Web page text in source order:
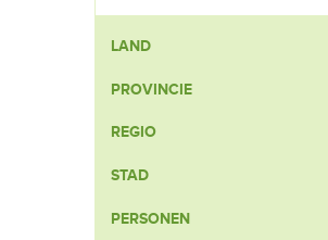
LAND
PROVINCIE
REGIO
STAD
PERSONEN